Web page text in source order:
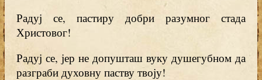
Радуј се, пастиру добри разумног стада
Христовог!
Радуј се, јер не допушташ вуку душегубном да
разграби духовну паству твоју!